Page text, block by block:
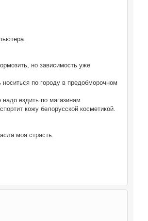
но зависимость уже
по городу в предобморочном
ездить по магазинам.
кожу белорусской косметикой.
моя страсть.